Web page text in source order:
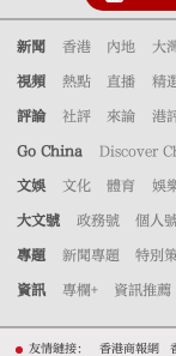
新聞 香港 內地 大
視頻 熱點 直播 精
評論 社評 來論 港
Go China Discover
文娛 文化 體育 娛
大文號 政務號 個人
專題 新聞專題 特別
資訊 專欄+ 資訊推薦
友情鏈接： 香港商報網